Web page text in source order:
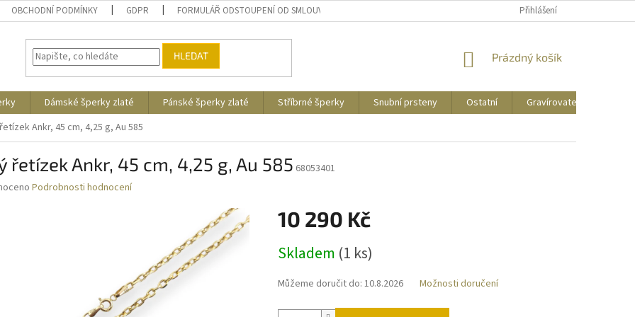
OBCHODNÍ PODMÍNKY GDPR FORMULÁŘ ODSTOUPENÍ OD SMLOUVY CENY DOPRAVYPřihlášení
HLEDAT
NÁKUPNÍ
Prázdný košík
Dámské šperky zlaté Pánské šperky zlaté Stříbrné šperky Snubní prsteny Ostatní Gravírovatelné
Ankr, 45 cm, 4,25 g, Au 585
řetízek Ankr, 45 cm, 4,25 g, Au 585 68053401
Podrobnosti hodnocení
10 290 Kč
cena:
Skladem (1 ks)
Můžeme doručit do: 10.8.2026 Možnosti doručení